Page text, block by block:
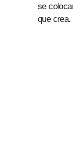
se
que crea.